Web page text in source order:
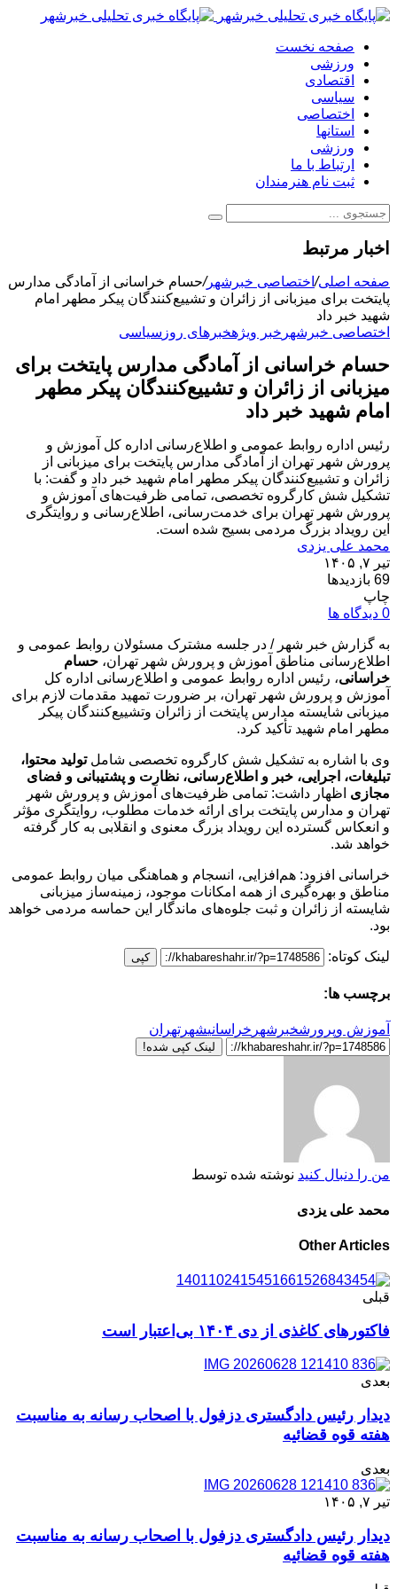
صفحه نخست
ورزشی
اقتصادی
سیاسی
اختصاصی
استانها
ورزشی
ارتباط با ما
ثبت نام هنرمندان
اخبار مرتبط
صفحه اصلی/اختصاصی خبرشهر/حسام خراسانی از آمادگی مدارس
پایتخت برای میزبانی از زائران و تشییع‌کنندگان پیکر مطهر امام
شهید خبر داد
اختصاصی خبرشهر خبر ویژهخبرهای روز سیاسی
حسام خراسانی از آمادگی مدارس پایتخت برای
میزبانی از زائران و تشییع‌کنندگان پیکر مطهر
امام شهید خبر داد
رئیس اداره روابط عمومی و اطلاع‌رسانی اداره کل آموزش و
پرورش شهر تهران از آمادگی مدارس پایتخت برای میزبانی از
زائران و تشییع‌کنندگان پیکر مطهر امام شهید خبر داد و گفت: با
تشکیل شش کارگروه تخصصی، تمامی ظرفیت‌های آموزش و
پرورش شهر تهران برای خدمت‌رسانی، اطلاع‌رسانی و روایتگری
این رویداد بزرگ مردمی بسیج شده است.
محمد علی یزدی
تیر ۷, ۱۴۰۵
69 بازدیدها
چاپ
0 دیدگاه ها
به گزارش خبر شهر / در جلسه مشترک مسئولان روابط عمومی و
اطلاع‌رسانی مناطق آموزش و پرورش شهر تهران، حسام
خراسانی، رئیس اداره روابط عمومی و اطلاع‌رسانی اداره کل
آموزش و پرورش شهر تهران، بر ضرورت تمهید مقدمات لازم برای
میزبانی شایسته مدارس پایتخت از زائران وتشییع‌کنندگان پیکر
مطهر امام شهید تأکید کرد.
وی با اشاره به تشکیل شش کارگروه تخصصی شاملتولید محتوا،
تبلیغات، اجرایی، خبر و اطلاع‌رسانی، نظارت و پشتیبانی و فضای
مجازی اظهار داشت: تمامی ظرفیت‌های آموزش و پرورش شهر
تهران و مدارس پایتخت برای ارائه خدمات مطلوب، روایتگری مؤثر
و انعکاس گسترده این رویداد بزرگ معنوی و انقلابی به کار گرفته
خواهد شد.
خراسانی افزود: هم‌افزایی، انسجام و هماهنگی میان روابط عمومی
مناطق و بهره‌گیری از همه امکانات موجود، زمینه‌ساز میزبانی
شایسته از زائران و ثبت جلوه‌های ماندگار این حماسه مردمی خواهد
بود.
لینک کوتاه: کپی
برچسب ها:
آموزش وپرورشخبرشهر خراسانیشهرتهران
لینک کپی شده!
من را دنبال کنید نوشته شده توسط
محمد علی یزدی
Other Articles
قبلی
فاکتورهای کاغذی از دی ۱۴۰۴ بی‌اعتبار است
بعدی
دیدار رئیس دادگستری دزفول با اصحاب رسانه به مناسبت
هفته قوه قضائیه
بعدی
تیر ۷, ۱۴۰۵
دیدار رئیس دادگستری دزفول با اصحاب رسانه به مناسبت
هفته قوه قضائیه